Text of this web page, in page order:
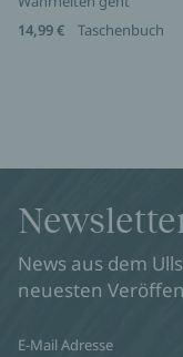
14,99 €
Taschenbuch
News aus dem
neuesten
E-Mail Adresse